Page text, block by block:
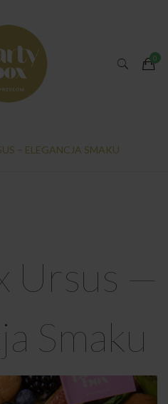
– ELEGANCJA SMAKU
Ursus —
Smaku